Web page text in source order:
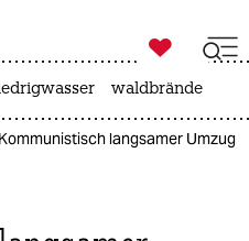
ich

taz zahl ich
waldbrände
langsamer Umzug